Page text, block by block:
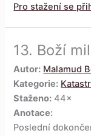
Pro stažení se
13. Boží
Autor: Malamud
Kategorie:
Staženo: 44×
Anotace:
Poslední